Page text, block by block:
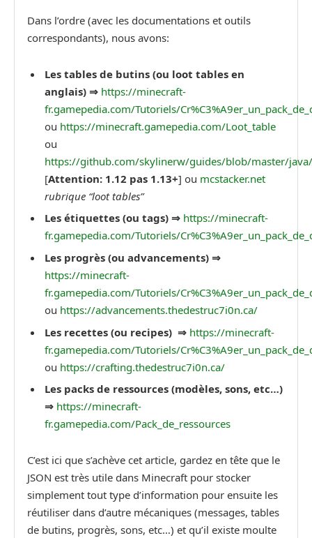
Dans l’ordre (avec les documentations et outils
correspondants), nous avons:
Les tables de butins (ou loot tables en
anglais) ⇒ https://minecraft-
fr.gamepedia.com/Tutoriels/
ou https://minecraft.gamepedia.com/Loot_table
ou
https://github.com/skylinerw/guides/blob/master/
[Attention: 1.12 pas 1.13+] ou mcstacker.net
rubrique “loot tables”
Les étiquettes (ou tags) ⇒ https://minecraft-
fr.gamepedia.com/Tutoriels/
Les progrès (ou advancements) ⇒
https://minecraft-
fr.gamepedia.com/Tutoriels/
ou https://advancements.thedestruc7i0n.ca/
Les recettes (ou recipes) ⇒ https://minecraft-
fr.gamepedia.com/Tutoriels/
ou https://crafting.thedestruc7i0n.ca/
Les packs de ressources (modèles, sons, etc…)
⇒ https://minecraft-
fr.gamepedia.com/Pack_de_ressources
C’est ici que s’achève cet article, gardez en tête que le
JSON est très utile dans Minecraft pour stocker
simplement tout type d’information pour ensuite les
réutiliser dans d’autre mécaniques (messages, tables
de butins, progrès, sons, etc…) et qu’il existe moulte